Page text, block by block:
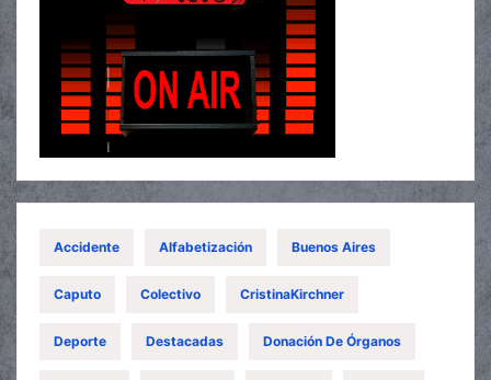
Accidente Alfabetización Buenos Aires
Caputo Colectivo CristinaKirchner
Deporte Destacadas Donación De Órganos